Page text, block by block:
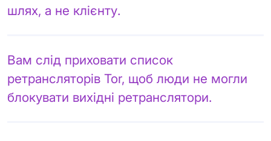
шлях, а не клієнту.
Вам слід приховати список
ретрансляторів Tor, щоб люди не могли
блокувати вихідні ретранслятори.